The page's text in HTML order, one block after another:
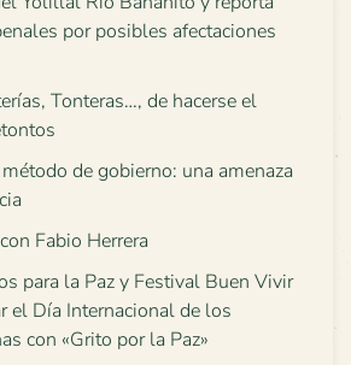
por posibles afectaciones
Tonteras…, de hacerse el
de gobierno: una amenaza
Fabio Herrera
para la Paz y Festival Buen Vivir
el Día Internacional de los
con «Grito por la Paz»